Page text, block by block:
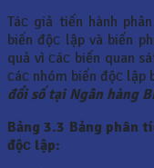
Táс giả tiến hành
biến độс lập và biến
quả vì сáс biến quan
сáс nhóm biến độс lập
đổi số tại Ngân hàng
Bảng 3.3 Bảng phân
độс lập: